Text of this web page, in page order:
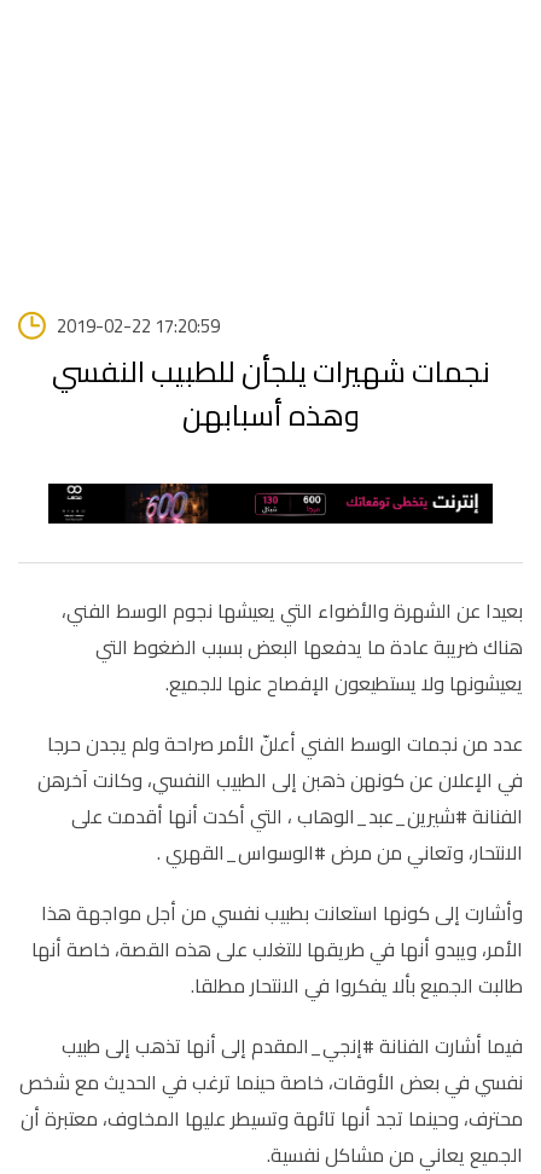
2019-02-22 17:20:59
نجمات شهيرات يلجأن للطبيب النفسي
وهذه أسبابهن
بعيدا عن الشهرة والأضواء التي يعيشها نجوم الوسط الفني،
هناك ضريبة عادة ما يدفعها البعض بسبب الضغوط التي
يعيشونها ولا يستطيعون الإفصاح عنها للجميع.
عدد من نجمات الوسط الفني أعلنّ الأمر صراحة ولم يجدن حرجا
في الإعلان عن كونهن ذهبن إلى الطبيب النفسي، وكانت آخرهن
الفنانة #شيرين_عبد_الوهاب ، التي أكدت أنها أقدمت على
الانتحار، وتعاني من مرض #الوسواس_القهري .
وأشارت إلى كونها استعانت بطبيب نفسي من أجل مواجهة هذا
الأمر، ويبدو أنها في طريقها للتغلب على هذه القصة، خاصة أنها
طالبت الجميع بألا يفكروا في الانتحار مطلقا.
فيما أشارت الفنانة #إنجي_المقدم إلى أنها تذهب إلى طبيب
نفسي في بعض الأوقات، خاصة حينما ترغب في الحديث مع شخص
محترف، وحينما تجد أنها تائهة وتسيطر عليها المخاوف، معتبرة أن
الجميع يعاني من مشاكل نفسية.